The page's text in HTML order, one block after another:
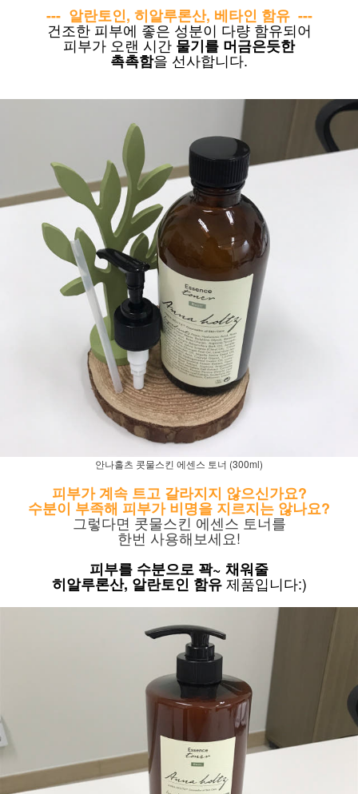
--- 알란토인, 히알루론산, 베타인 함유---
건조한 피부에 좋은 성분이 다량 함유되어
피부가 오랜 시간 물기를 머금은듯한
촉촉함을 선사합니다.
안나홀츠 콧물스킨 에센스 토너 (300ml)
피부가 계속 트고 갈라지지 않으신가요?
수분이 부족해 피부가 비명을 지르지는 않나요?
그렇다면 콧물스킨 에센스 토너를
한번 사용해보세요!
피부를 수분으로 꽉~ 채워줄
히알루론산, 알란토인 함유제품입니다:)